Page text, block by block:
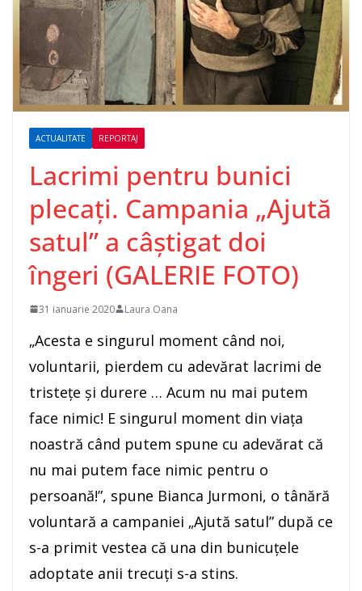
ACTUALITATE REPORTAJ
Lacrimi pentru bunici
plecaţi. Campania „Ajută
satul” a câştigat doi
îngeri (GALERIE FOTO)
31 ianuarie 2020 Laura Oana
„Acesta e singurul moment când noi,
voluntarii, pierdem cu adevărat lacrimi de
tristeţe şi durere … Acum nu mai putem
face nimic! E singurul moment din viaţa
noastră când putem spune cu adevărat că
nu mai putem face nimic pentru o
persoană!”, spune Bianca Jurmoni, o tânără
voluntară a campaniei „Ajută satul” după ce
s-a primit vestea că una din bunicuţele
adoptate anii trecuţi s-a stins.